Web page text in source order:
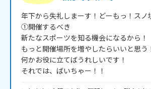
年下から失礼しまーす！どーもっ！スノ
①開催するべき
新たなスポーツを知る機会になるから！
もっと開催場所を増やしたらいいと思う
何かお役に立てばうれしいです！
それでは、ばいちゃー！！